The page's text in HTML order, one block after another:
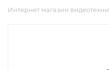
Интернет магазин